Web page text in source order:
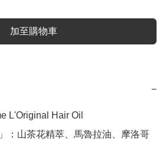
加至購物車
−
L'Original Hair Oil
：山茶花精萃、馬魯拉油、摩洛哥